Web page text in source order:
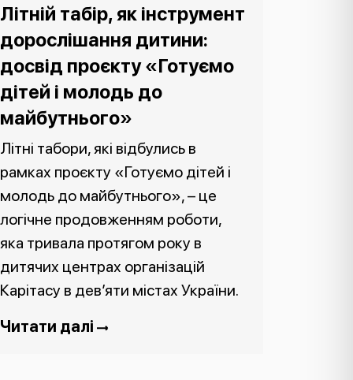
Літній табір, як інструмент
дорослішання дитини:
досвід проєкту «Готуємо
дітей і молодь до
майбутнього»
Літні табори, які відбулись в
рамках проєкту «Готуємо дітей і
молодь до майбутнього», – це
логічне продовженням роботи,
яка тривала протягом року в
дитячих центрах організацій
Карітасу в дев’яти містах України.
Читати далі